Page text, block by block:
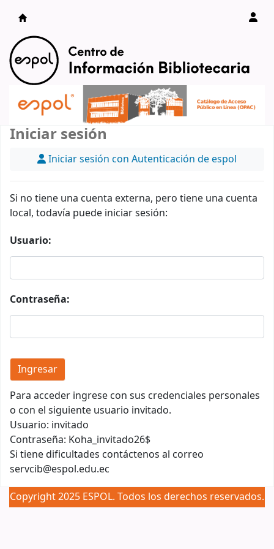
Catálogo en línea
Iniciar sesión
Iniciar sesión con Autenticación de espol
Si no tiene una cuenta externa, pero tiene una cuenta
local, todavía puede iniciar sesión:
Usuario:
Contraseña:
Para acceder ingrese con sus credenciales personales
o con el siguiente usuario invitado.
Usuario: invitado
Contraseña: Koha_invitado26$
Si tiene dificultades contáctenos al correo
servcib@espol.edu.ec
Copyright 2025 ESPOL. Todos los derechos reservados.